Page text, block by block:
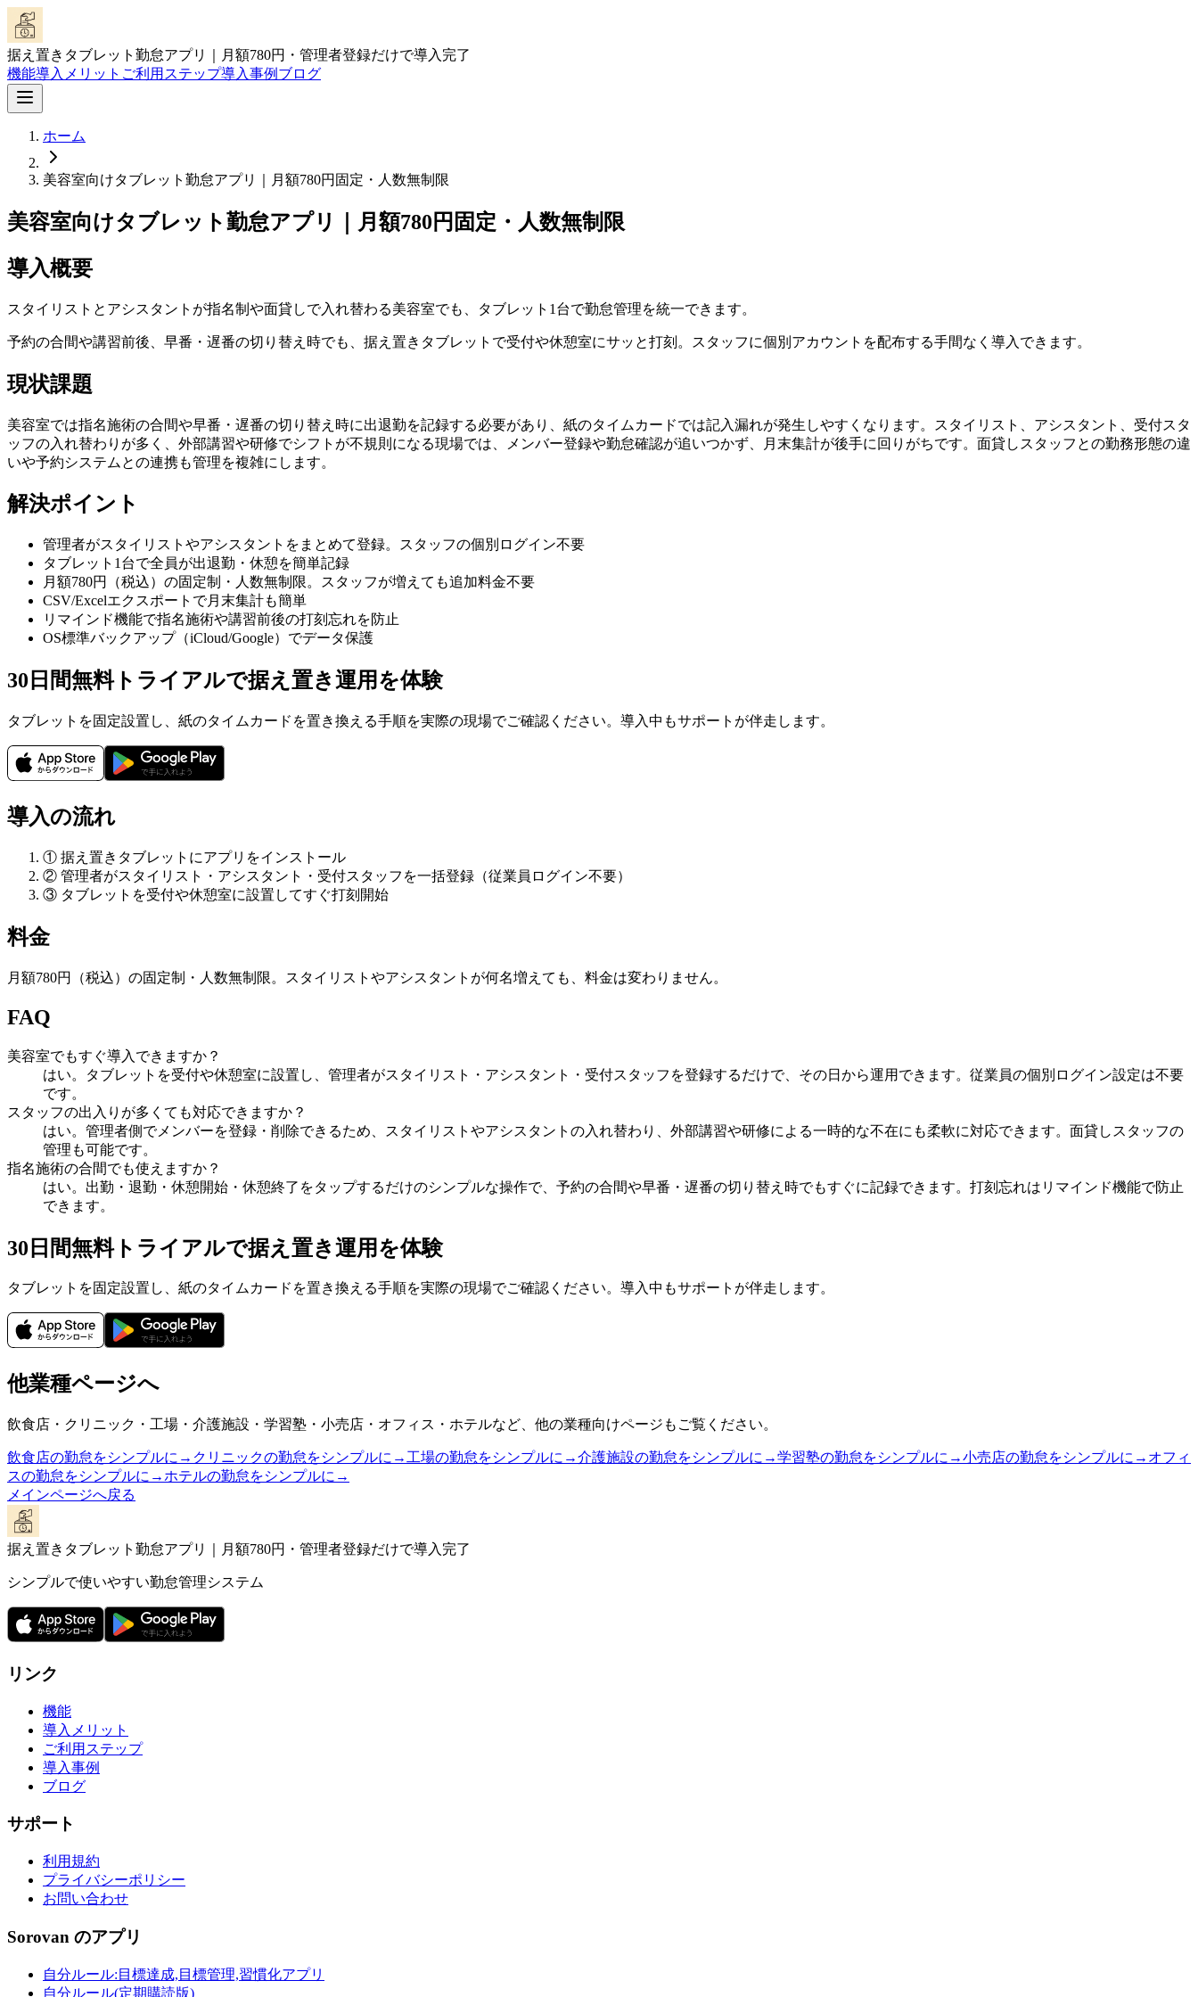
据え置きタブレット勤怠アプリ｜月額780円・管理者登録だけで導入完了
機能導入メリット ご利用ステップ導入事例 ブログ
ホーム
美容室向けタブレット勤怠アプリ｜月額780円固定・人数無制限
美容室向けタブレット勤怠アプリ｜月額780円固定・人数無制限
導入概要
スタイリストとアシスタントが指名制や面貸しで入れ替わる美容室でも、タブレット1台で勤怠管理を統一できます。
予約の合間や講習前後、早番・遅番の切り替え時でも、据え置きタブレットで受付や休憩室にサッと打刻。スタッフに個別アカウントを配布する手間なく導入できます。
現状課題
美容室では指名施術の合間や早番・遅番の切り替え時に出退勤を記録する必要があり、紙のタイムカードでは記入漏れが発生しやすくなります。スタイリスト、アシスタント、受付スタ
ッフの入れ替わりが多く、外部講習や研修でシフトが不規則になる現場では、メンバー登録や勤怠確認が追いつかず、月末集計が後手に回りがちです。面貸しスタッフとの勤務形態の違
いや予約システムとの連携も管理を複雑にします。
解決ポイント
管理者がスタイリストやアシスタントをまとめて登録。スタッフの個別ログイン不要
タブレット1台で全員が出退勤・休憩を簡単記録
月額780円（税込）の固定制・人数無制限。スタッフが増えても追加料金不要
CSV/Excelエクスポートで月末集計も簡単
リマインド機能で指名施術や講習前後の打刻忘れを防止
OS標準バックアップ（iCloud/Google）でデータ保護
30日間無料トライアルで据え置き運用を体験
タブレットを固定設置し、紙のタイムカードを置き換える手順を実際の現場でご確認ください。導入中もサポートが伴走します。
導入の流れ
① 据え置きタブレットにアプリをインストール
② 管理者がスタイリスト・アシスタント・受付スタッフを一括登録（従業員ログイン不要）
③ タブレットを受付や休憩室に設置してすぐ打刻開始
料金
月額780円（税込）の固定制・人数無制限。スタイリストやアシスタントが何名増えても、料金は変わりません。
FAQ
美容室でもすぐ導入できますか？
はい。タブレットを受付や休憩室に設置し、管理者がスタイリスト・アシスタント・受付スタッフを登録するだけで、その日から運用できます。従業員の個別ログイン設定は不要
です。
スタッフの出入りが多くても対応できますか？
はい。管理者側でメンバーを登録・削除できるため、スタイリストやアシスタントの入れ替わり、外部講習や研修による一時的な不在にも柔軟に対応できます。面貸しスタッフの
管理も可能です。
指名施術の合間でも使えますか？
はい。出勤・退勤・休憩開始・休憩終了をタップするだけのシンプルな操作で、予約の合間や早番・遅番の切り替え時でもすぐに記録できます。打刻忘れはリマインド機能で防止
できます。
30日間無料トライアルで据え置き運用を体験
タブレットを固定設置し、紙のタイムカードを置き換える手順を実際の現場でご確認ください。導入中もサポートが伴走します。
他業種ページへ
飲食店・クリニック・工場・介護施設・学習塾・小売店・オフィス・ホテルなど、他の業種向けページもご覧ください。
飲食店の勤怠をシンプルに → クリニックの勤怠をシンプルに → 工場の勤怠をシンプルに →介護施設の勤怠をシンプルに →学習塾の勤怠をシンプルに →小売店の勤怠をシンプルに → オフィ
スの勤怠をシンプルに → ホテルの勤怠をシンプルに →
メインページへ戻る
据え置きタブレット勤怠アプリ｜月額780円・管理者登録だけで導入完了
シンプルで使いやすい勤怠管理システム
リンク
機能
導入メリット
ご利用ステップ
導入事例
ブログ
サポート
利用規約
プライバシーポリシー
お問い合わせ
Sorovan のアプリ
自分ルール:目標達成,目標管理,習慣化アプリ
自分ルール(定期購読版)